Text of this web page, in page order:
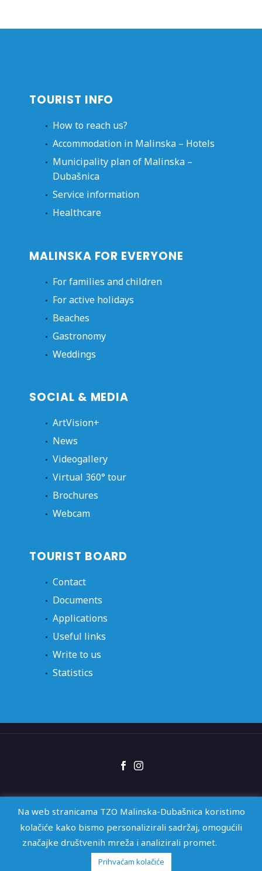
TOURIST INFO
How to reach us?
Accommodation in Malinska – Hotels
Municipality plan of Malinska –
Dubašnica
Service information
Healthcare
MALINSKA FOR EVERYONE
For families and children
For active holidays
Beaches
Gastronomy
Weddings
SOCIAL & MEDIA
ArtVision+
News
Videogallery
Virtual 360° tour
Brochures
Webcam
TOURIST BOARD
Contact
Documents
Applications
Useful links
Write to us
Statistics
Right of access GDPR Izjava o pristupačnosti
2026 © TZO Malinska-Dubašnica | Web by
Na web stranicama TZO Malinska-Dubašnica koristimo
kolačiće kako bismo personalizirali sadržaj, omogućili
značajke društvenih mreža i analizirali promet.
Prihvaćam kolačiće